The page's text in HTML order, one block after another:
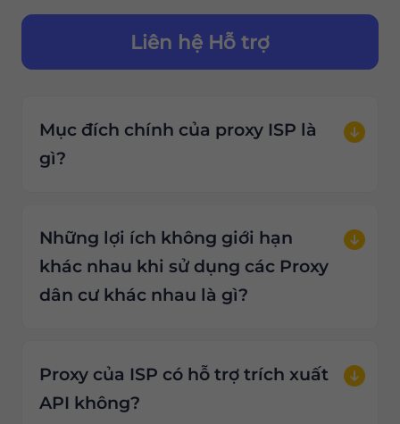
Liên hệ Hỗ trợ
Mục đích chính của proxy ISP là
gì?
Những lợi ích không giới hạn
khác nhau khi sử dụng các Proxy
dân cư khác nhau là gì?
Proxy của ISP có hỗ trợ trích xuất
API không?